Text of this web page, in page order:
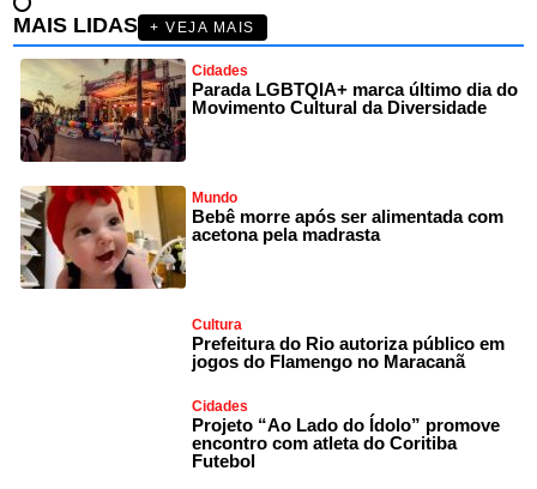
MAIS LIDAS + VEJA MAIS
Cidades
Parada LGBTQIA+ marca último dia do
Movimento Cultural da Diversidade
Mundo
Bebê morre após ser alimentada com
acetona pela madrasta
Cultura
Prefeitura do Rio autoriza público em
jogos do Flamengo no Maracanã
Cidades
Projeto “Ao Lado do Ídolo” promove
encontro com atleta do Coritiba
Futebol